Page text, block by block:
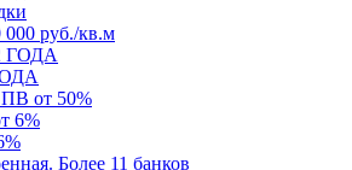
000 руб./кв.м
ПВ от 50%
Более 11 банков